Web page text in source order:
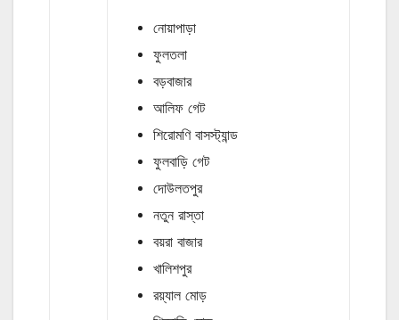
নোয়াপাড়া
ফুলতলা
বড়বাজার
আলিফ গেট
শিরোমণি বাসস্ট্যান্ড
ফুলবাড়ি গেট
দোউলতপুর
নতুন রাস্তা
বয়রা বাজার
খালিশপুর
রয়্যাল মোড়